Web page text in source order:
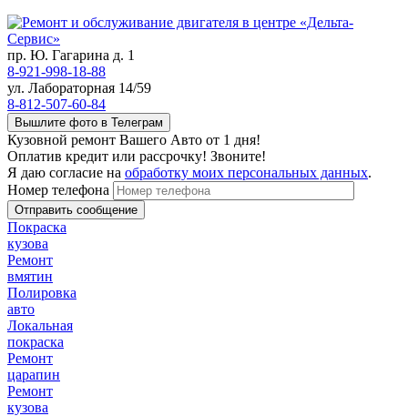
пр. Ю. Гагарина д. 1
8-921-998-18-88
ул. Лабораторная 14/59
8-812-507-60-84
Вышлите фото в Телеграм
Кузовной ремонт Вашего Авто от 1 дня!
Оплатив кредит или рассрочку! Звоните!
Я даю согласие на обработку моих персональных данных.
Номер телефона
Покраска
кузова
Ремонт
вмятин
Полировка
авто
Локальная
покраска
Ремонт
царапин
Ремонт
кузова